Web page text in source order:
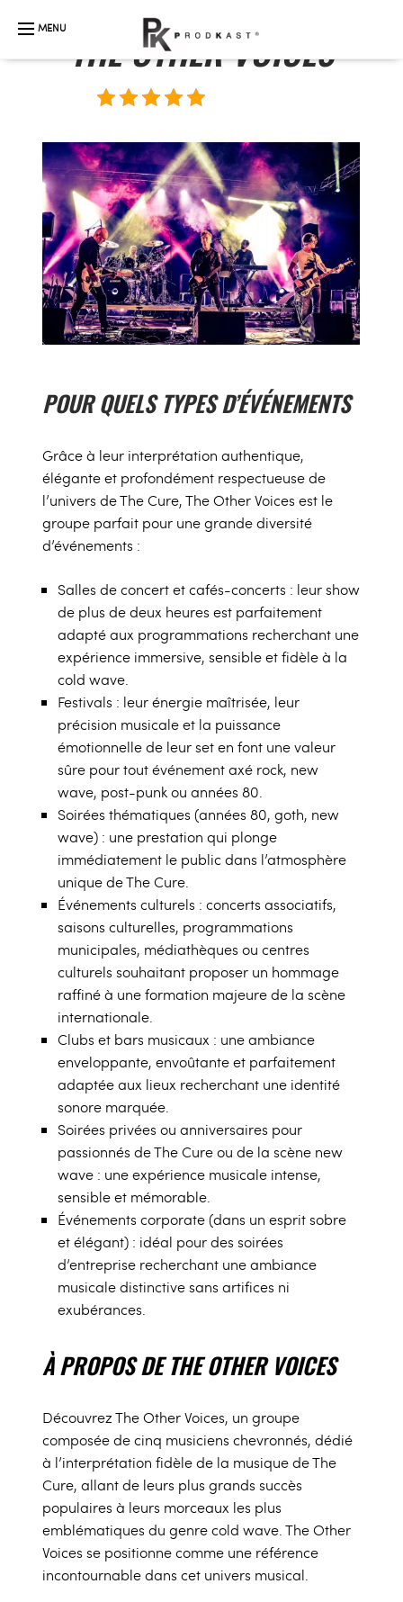
THE OTHER VOICES
POUR QUELS TYPES D’ÉVÉNEMENTS
Grâce à leur interprétation authentique,
élégante et profondément respectueuse de
l’univers de The Cure, The Other Voices est le
groupe parfait pour une grande diversité
d’événements :
Salles de concert et cafés-concerts : leur show
de plus de deux heures est parfaitement
adapté aux programmations recherchant une
expérience immersive, sensible et fidèle à la
cold wave.
Festivals : leur énergie maîtrisée, leur
précision musicale et la puissance
émotionnelle de leur set en font une valeur
sûre pour tout événement axé rock, new
wave, post-punk ou années 80.
Soirées thématiques (années 80, goth, new
wave) : une prestation qui plonge
immédiatement le public dans l’atmosphère
unique de The Cure.
Événements culturels : concerts associatifs,
saisons culturelles, programmations
municipales, médiathèques ou centres
culturels souhaitant proposer un hommage
raffiné à une formation majeure de la scène
internationale.
Clubs et bars musicaux : une ambiance
enveloppante, envoûtante et parfaitement
adaptée aux lieux recherchant une identité
sonore marquée.
Soirées privées ou anniversaires pour
passionnés de The Cure ou de la scène new
wave : une expérience musicale intense,
sensible et mémorable.
Événements corporate (dans un esprit sobre
et élégant) : idéal pour des soirées
d’entreprise recherchant une ambiance
musicale distinctive sans artifices ni
exubérances.
À PROPOS DE THE OTHER VOICES
Découvrez The Other Voices, un groupe
composée de cinq musiciens chevronnés, dédié
à l’interprétation fidèle de la musique de The
Cure, allant de leurs plus grands succès
populaires à leurs morceaux les plus
emblématiques du genre cold wave. The Other
Voices se positionne comme une référence
incontournable dans cet univers musical.